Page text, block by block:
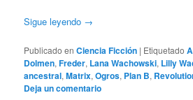
Sigue leyendo →
Publicado en Ciencia Ficción | Etiquetado
Dolmen,Freder, Lana Wachowski, Lilly
ancestral,Matrix,Ogros, Plan B,
Deja un comentario